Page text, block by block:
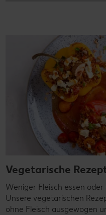
Vegetarische
Weniger Fleisch essen
Unsere vegetarischen
ohne Fleisch ausgewogen